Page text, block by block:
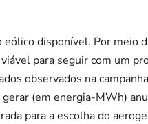
eólico disponível. Por meio
para seguir com um
observados na
(em energia-MWh)
para a escolha do